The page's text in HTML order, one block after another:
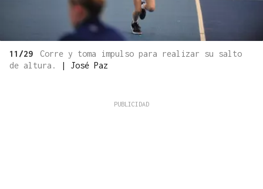
11/29
Corre y toma impulso para realizar su salto
de altura.
| José Paz